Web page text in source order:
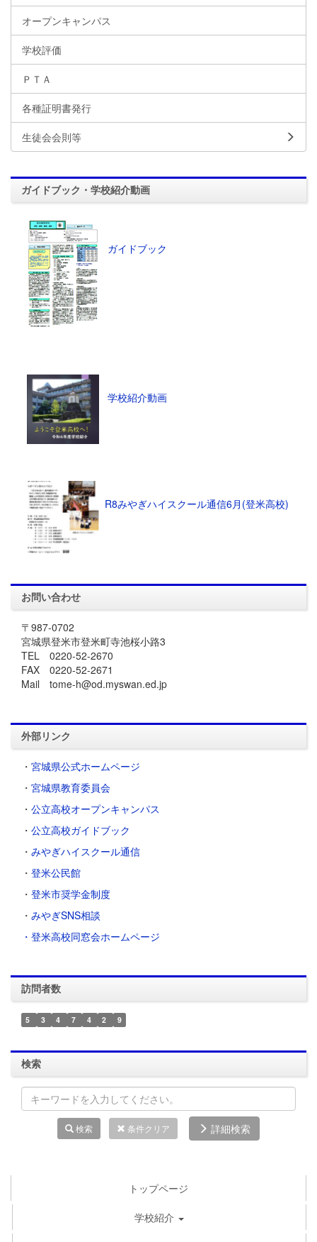
オープンキャンパス
学校評価
ＰＴＡ
各種証明書発行
生徒会会則等
ガイドブック・学校紹介動画
ガイドブック
学校紹介動画
R8みやぎハイスクール通信6月(登米高校)
お問い合わせ
〒987-0702
宮城県登米市登米町寺池桜小路3
TEL 0220-52-2670
FAX 0220-52-2671
Mail tome-h@od.myswan.ed.jp
外部リンク
・ 宮城県公式ホームページ
・ 宮城県教育委員会
・ 公立高校オープンキャンパス
・ 公立高校ガイドブック
・ みやぎハイスクール通信
・ 登米公民館
・ 登米市奨学金制度
・ みやぎSNS相談
・登米高校同窓会ホームページ
訪問者数
5 3 4 7 4 2 9
検索
検索 条件クリア 詳細検索
トップページ
学校紹介